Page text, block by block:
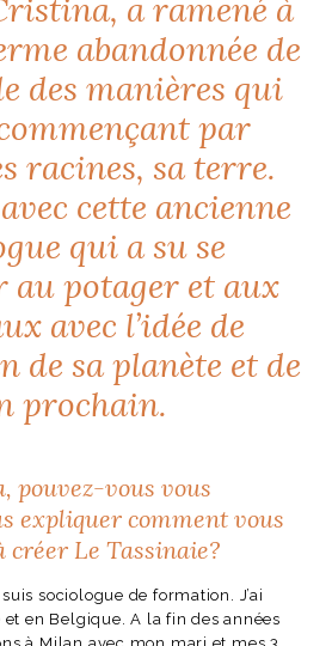
VIVRE ITALIEN
palette
Venezia
a ramené à
abandonnée de
des manières qui
par
racines, sa terre.
cette ancienne
qui a su se
au potager et aux
avec l’idée de
de sa planète et de
prochain.
pouvez-vous vous
expliquer comment vous
créer Le Tassinaie?
sociologue de formation. J’ai
en Belgique. A la fin des années
à Milan avec mon mari et mes 3